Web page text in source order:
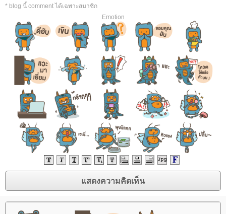
* blog นี้ comment ได้เฉพาะสมาชิก
Emotion